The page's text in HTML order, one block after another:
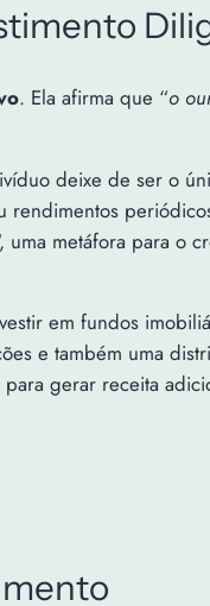
. Ela afirma que “o
deixe de ser o
rendimentos
uma metáfora para o
em fundos
e também uma
para gerar receita